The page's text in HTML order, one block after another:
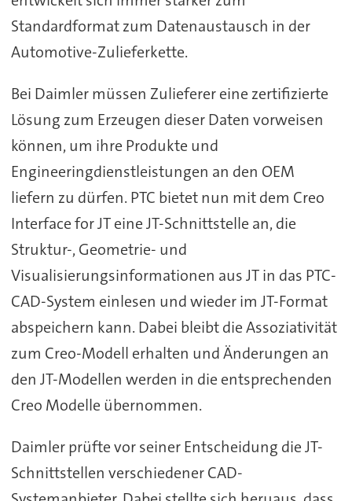
Standardformat zum Datenaustausch in der
Automotive-Zulieferkette.
Bei Daimler müssen Zulieferer eine zertifizierte
Lösung zum Erzeugen dieser Daten vorweisen
können, um ihre Produkte und
Engineeringdienstleistungen an den OEM
liefern zu dürfen. PTC bietet nun mit dem Creo
Interface for JT eine JT-Schnittstelle an, die
Struktur-, Geometrie- und
Visualisierungsinformationen aus JT in das PTC-
CAD-System einlesen und wieder im JT-Format
abspeichern kann. Dabei bleibt die Assoziativität
zum Creo-Modell erhalten und Änderungen an
den JT-Modellen werden in die entsprechenden
Creo Modelle übernommen.
Daimler prüfte vor seiner Entscheidung die JT-
Schnittstellen verschiedener CAD-